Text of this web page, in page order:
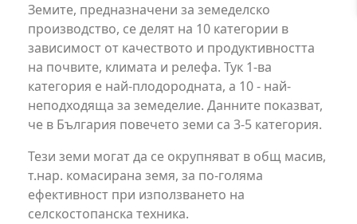
Земите, предназначени за земеделско
производство, се делят на 10 категории в
зависимост от качеството и продуктивността
на почвите, климата и релефа. Тук 1-ва
категория е най-плодородната, а 10 - най-
неподходяща за земеделие. Данните показват,
че в България повечето земи са 3-5 категория.
Тези земи могат да се окрупняват в общ масив,
т.нар. комасирана земя, за по-голяма
ефективност при използването на
селскостопанска техника.